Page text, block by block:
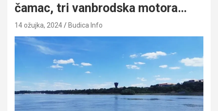
čamac, tri vanbrodska motora…
14 ožujka, 2024 Budica Info